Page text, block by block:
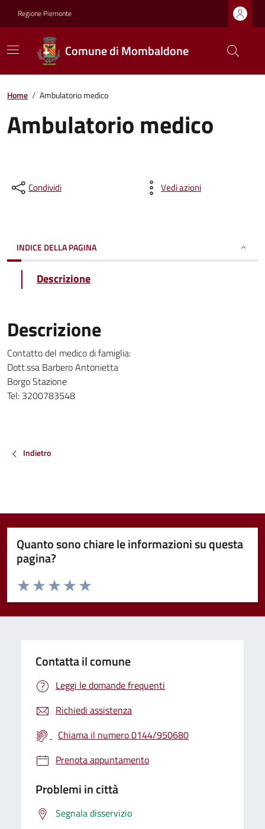
Regione Piemonte
Comune di Mombaldone
Home / Ambulatorio medico
Ambulatorio medico
Condividi Vedi azioni
INDICE DELLA PAGINA
Descrizione
Descrizione
Contatto del medico di famiglia:
Dott.ssa Barbero Antonietta
Borgo Stazione
Tel: 3200783548
Indietro
Quanto sono chiare le informazioni su questa
pagina?
Valuta da 1 a 5 stelle la pagina
Valuta 5 stelle su 5
Valuta 4 stelle su 5
Valuta 3 stelle su 5
Valuta 2 stelle su 5
Valuta 1 stelle su 5
Contatta il comune
Leggi le domande frequenti
Richiedi assistenza
Chiama il numero 0144/950680
Prenota appuntamento
Problemi in città
Segnala disservizio